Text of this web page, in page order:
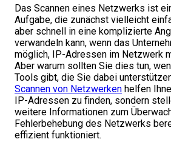
Das Scannen eines Netzwerks ist
Aufgabe, die zunächst vielleicht
aber schnell in eine komplizierte
verwandeln kann, wenn das
möglich, IP-Adressen im Netzwerk
Aber warum sollten Sie dies tun,
Tools gibt, die Sie dabei
Scannen von Netzwerken helfen
IP-Adressen zu finden, sondern
weitere Informationen zum
Fehlerbehebung des Netzwerks
effizient funktioniert.